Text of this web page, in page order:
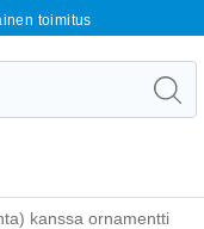
toimitus
kanssa ornamentti